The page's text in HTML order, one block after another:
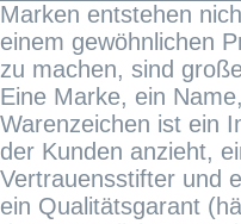
Marken entstehen
einem gewöhnlichen
zu machen, sind
Eine Marke, ein
Warenzeichen ist ein
der Kunden anzieht,
Vertrauensstifter und
ein Qualitätsgarant